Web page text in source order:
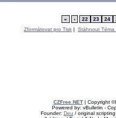
« ‹ 22 23 24
Zformátovat pro Tisk | Stáhnout Téma
CZFree.NET| Copyright
Powered by: vBulletin -
Founder: Deu / original